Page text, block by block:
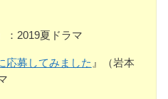
：2019夏ドラマ
応募してみました 』（岩本